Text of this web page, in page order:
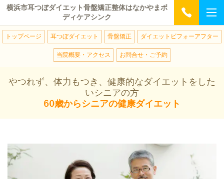
横浜市耳つぼダイエット骨盤矯正整体はなかやまボ
ディケアシンク
トップページ 耳つぼダイエット 骨盤矯正 ダイエットビフォーアフター
当院概要・アクセス お問合せ・ご予約
やつれず、体力もつき、健康的なダイエットをした
いシニアの方
60歳からシニアの健康ダイエット